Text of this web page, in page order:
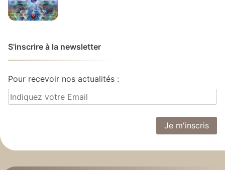
S'inscrire à la newsletter
Pour recevoir nos actualités :